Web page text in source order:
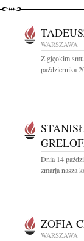
WARSZAWA
Z głęokim
października
Dnia 14
zmarła nasza
ZOFIA
WARSZAWA